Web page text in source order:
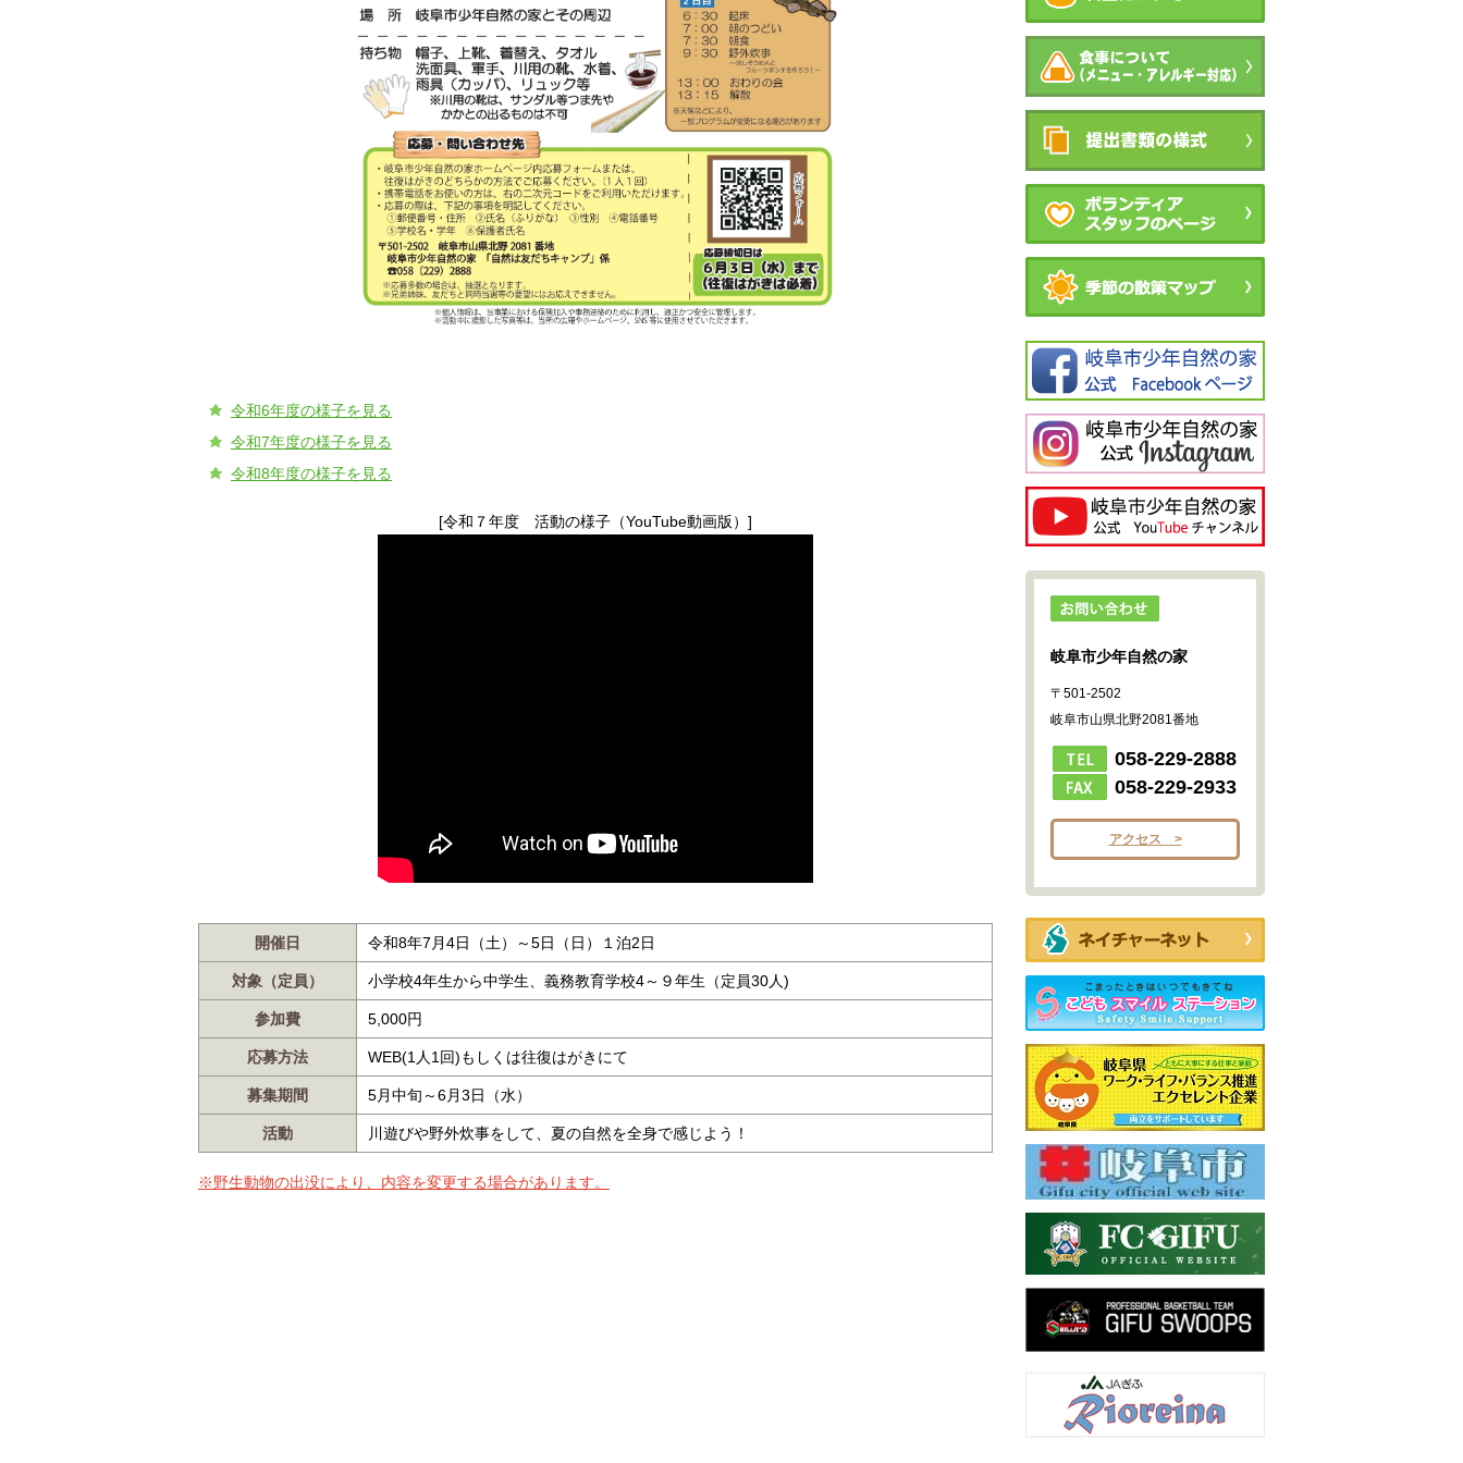
令和6年度の様子を見る
令和7年度の様子を見る
令和8年度の様子を見る
[令和７年度 活動の様子（YouTube動画版）]
開催日 令和8年7月4日（土）～5日（日）１泊2日
対象（定員） 小学校4年生から中学生、義務教育学校4～９年生（定員30人)
参加費 5,000円
応募方法 WEB(1人1回)もしくは往復はがきにて
募集期間 5月中旬～6月3日（水）
活動 川遊びや野外炊事をして、夏の自然を全身で感じよう！
※野生動物の出没により、内容を変更する場合があります。
岐阜市少年自然の家
〒501-2502
岐阜市山県北野2081番地
058-229-2888
058-229-2933
アクセス >